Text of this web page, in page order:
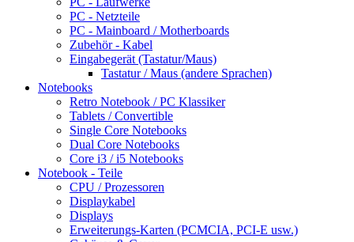
PC - Netzteile
PC - Mainboard / Motherboards
Zubehör - Kabel
Eingabegerät (Tastatur/Maus)
Tastatur / Maus (andere Sprachen)
Notebooks
Retro Notebook / PC Klassiker
Tablets / Convertible
Single Core Notebooks
Dual Core Notebooks
Core i3 / i5 Notebooks
Notebook - Teile
CPU / Prozessoren
Displaykabel
Displays
Erweiterungs-Karten (PCMCIA, PCI-E usw.)